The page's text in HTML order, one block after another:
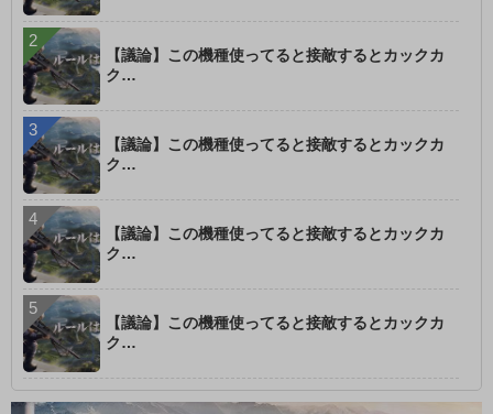
【議論】この機種使ってると接敵するとカックカ
ク…
【議論】この機種使ってると接敵するとカックカ
ク…
【議論】この機種使ってると接敵するとカックカ
ク…
【議論】この機種使ってると接敵するとカックカ
ク…